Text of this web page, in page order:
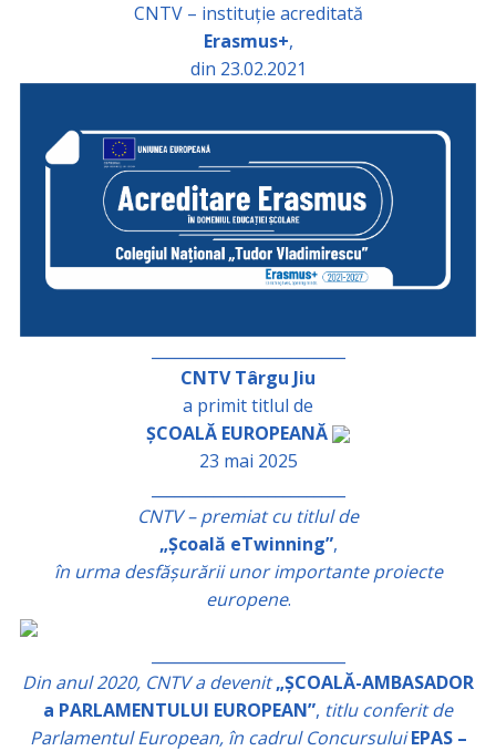
CNTV – instituție acreditată
Erasmus+,
din 23.02.2021
CNTV Târgu Jiu
a primit titlul de
ȘCOALĂ EUROPEANĂ
23 mai 2025
CNTV – premiat cu titlul de
„Școală eTwinning”,
în urma desfășurării unor importante proiecte
europene.
Din anul 2020, CNTV a devenit „ȘCOALĂ-AMBASADOR
a PARLAMENTULUI EUROPEAN”, titlu conferit de
Parlamentul European, în cadrul Concursului EPAS –